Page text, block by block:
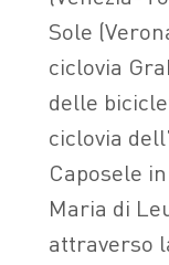
Sole
ciclovia
delle
ciclovia
Caposele
Maria di
attraverso